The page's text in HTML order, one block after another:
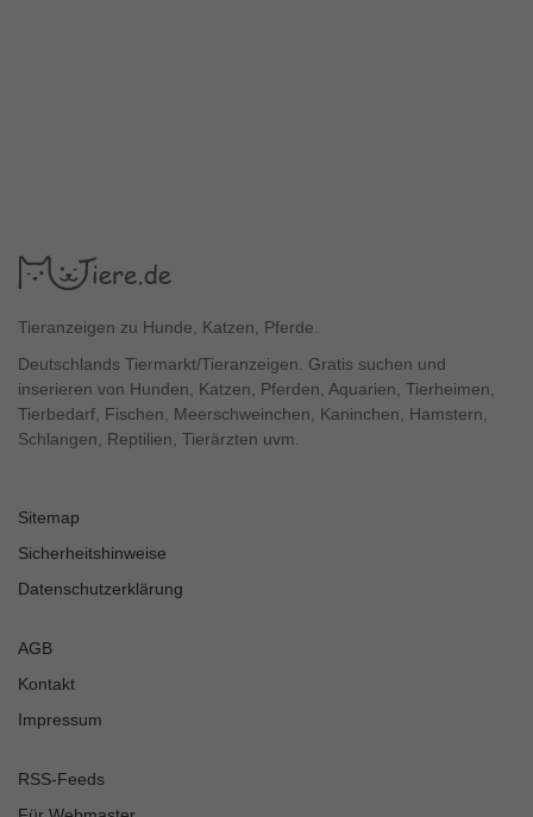
Tieranzeigen zu Hunde, Katzen, Pferde.
Deutschlands Tiermarkt/Tieranzeigen. Gratis suchen und
inserieren von Hunden, Katzen, Pferden, Aquarien, Tierheimen,
Tierbedarf, Fischen, Meerschweinchen, Kaninchen, Hamstern,
Schlangen, Reptilien, Tierärzten uvm.
Sitemap
Sicherheitshinweise
Datenschutzerklärung
AGB
Kontakt
Impressum
RSS-Feeds